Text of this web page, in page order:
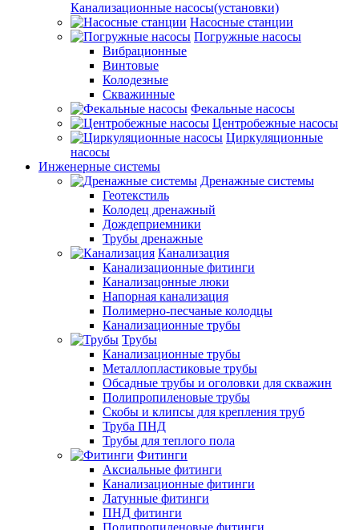
Канализационные насосы(установки)
Насосные станции
Погружные насосы
Вибрационные
Винтовые
Колодезные
Скважинные
Фекальные насосы
Центробежные насосы
Циркуляционные
насосы
Инженерные системы
Дренажные системы
Геотекстиль
Колодец дренажный
Дождеприемники
Трубы дренажные
Канализация
Канализационные фитинги
Канализацонные люки
Напорная канализация
Полимерно-песчаные колодцы
Канализационные трубы
Трубы
Канализационные трубы
Металлопластиковые трубы
Обсадные трубы и оголовки для скважин
Полипропиленовые трубы
Скобы и клипсы для крепления труб
Труба ПНД
Трубы для теплого пола
Фитинги
Аксиальные фитинги
Канализационные фитинги
Латунные фитинги
ПНД фитинги
Полипропиленовые фитинги